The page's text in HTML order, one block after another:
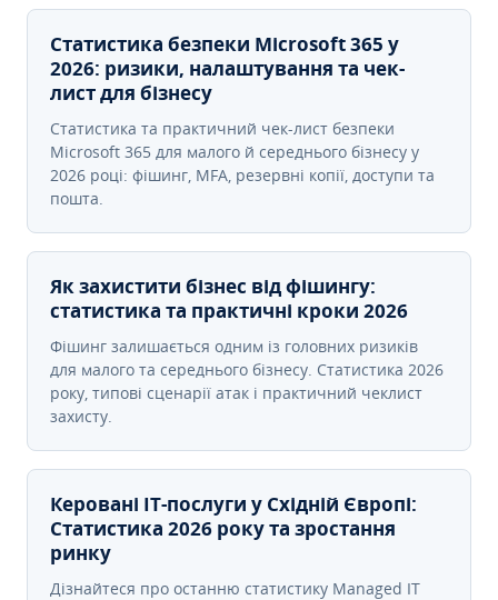
Статистика безпеки Microsoft 365 у
2026: ризики, налаштування та чек-
лист для бізнесу
Статистика та практичний чек-лист безпеки
Microsoft 365 для малого й середнього бізнесу у
2026 році: фішинг, MFA, резервні копії, доступи та
пошта.
Як захистити бізнес від фішингу:
статистика та практичні кроки 2026
Фішинг залишається одним із головних ризиків
для малого та середнього бізнесу. Статистика 2026
року, типові сценарії атак і практичний чеклист
захисту.
Керовані ІТ-послуги у Східній Європі:
Статистика 2026 року та зростання
ринку
Дізнайтеся про останню статистику Managed IT